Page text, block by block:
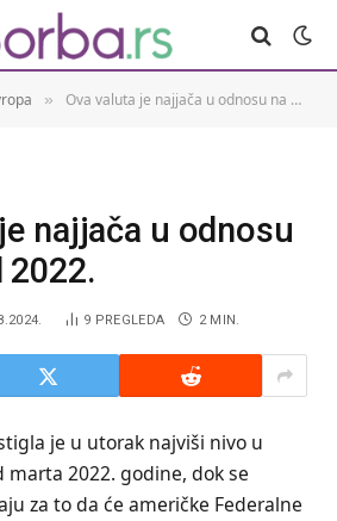
» Ova valuta je najjača u odnosu na dolar od 2022.
najjača u odnosu
2022.
9 PREGLEDA 2 MIN.
je u utorak najviši nivo u
2022. godine, dok se
za to da će američke Federalne